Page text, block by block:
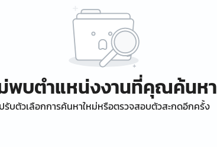
พบตำแหน่งงานที่คุณค้นหา
ปรับตัวเลือกการค้นหาใหม่หรือตรวจสอบตัวสะกดอีกครั้ง